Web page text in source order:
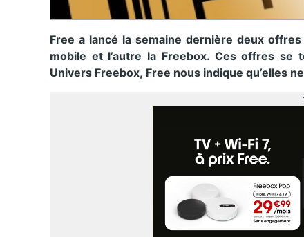
Free a lancé la semaine dernière deux
mobile et l’autre la Freebox. Ces offres
Univers Freebox, Free nous indique qu’elles